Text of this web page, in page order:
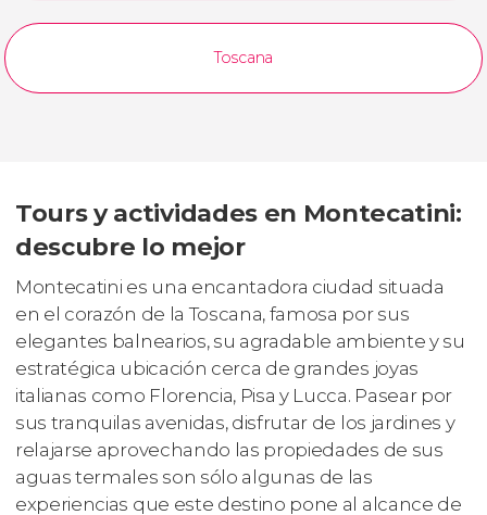
Toscana
Tours y actividades en Montecatini:
descubre lo mejor
Montecatini es una encantadora ciudad situada
en el corazón de la Toscana, famosa por sus
elegantes balnearios, su agradable ambiente y su
estratégica ubicación cerca de grandes joyas
italianas como Florencia, Pisa y Lucca. Pasear por
sus tranquilas avenidas, disfrutar de los jardines y
relajarse aprovechando las propiedades de sus
aguas termales son sólo algunas de las
experiencias que este destino pone al alcance de